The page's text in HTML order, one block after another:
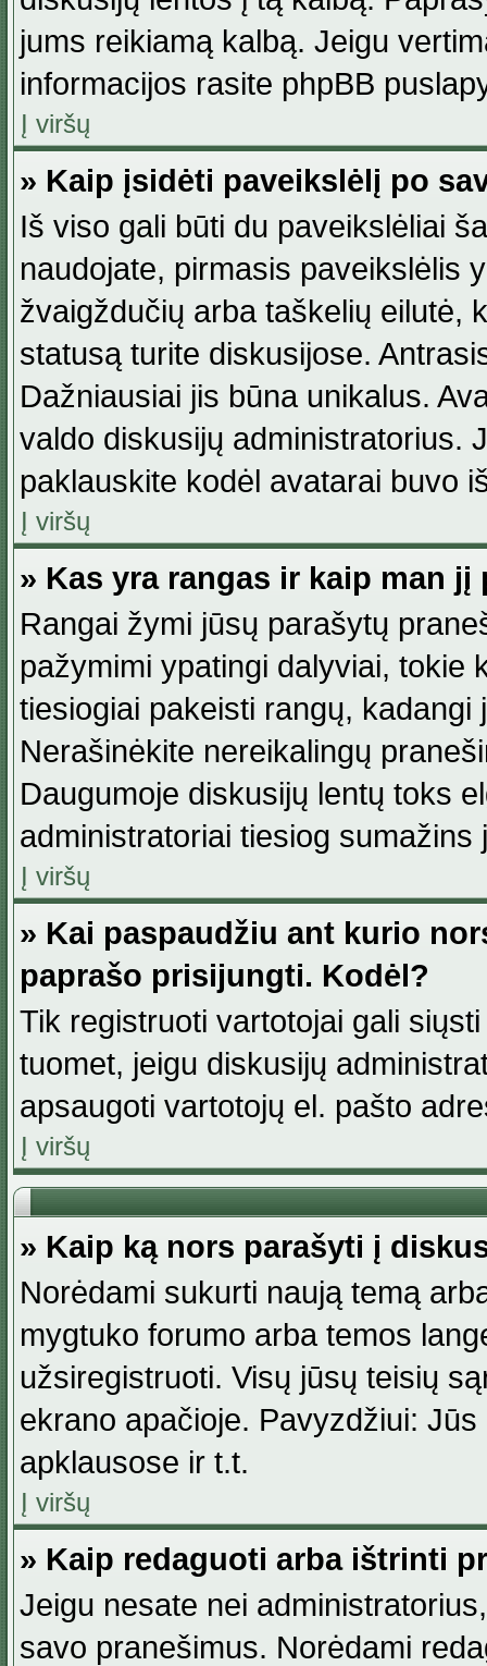
jums reikiamą kalbą. Jeigu
informacijos rasite phpBB
Į viršų
» Kaip įsidėti paveikslėlį po
Iš viso gali būti du paveikslėliai
naudojate, pirmasis paveikslėlis
žvaigždučių arba taškelių eilutė,
statusą turite diskusijose.
Dažniausiai jis būna unikalus.
valdo diskusijų administratorius.
paklauskite kodėl avatarai buvo
Į viršų
» Kas yra rangas ir kaip man jį
Rangai žymi jūsų parašytų
pažymimi ypatingi dalyviai, tokie
tiesiogiai pakeisti rangų,
Nerašinėkite nereikalingų
Daugumoje diskusijų lentų toks
administratoriai tiesiog
Į viršų
» Kai paspaudžiu ant kurio
paprašo prisijungti. Kodėl?
Tik registruoti vartotojai gali
tuomet, jeigu diskusijų
apsaugoti vartotojų el. pašto
Į viršų
» Kaip ką nors parašyti į
Norėdami sukurti naują temą
mygtuko forumo arba temos
užsiregistruoti. Visų jūsų teisių
ekrano apačioje. Pavyzdžiui:
apklausose ir t.t.
Į viršų
» Kaip redaguoti arba ištrinti
Jeigu nesate nei
savo pranešimus. Norėdami